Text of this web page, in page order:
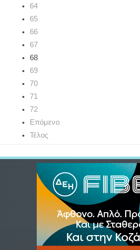
64
65
66
67
68
69
70
71
72
Επόμενο
Τέλος